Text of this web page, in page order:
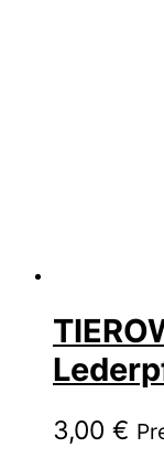
3,00 €